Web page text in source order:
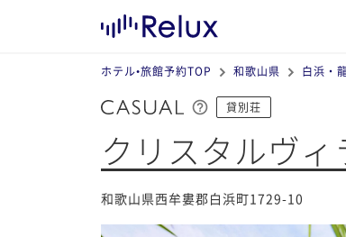
ホテル•旅館予約TOP 和歌山県 白浜・
貸別荘
クリスタルヴ
和歌山県西牟婁郡白浜町1729-10